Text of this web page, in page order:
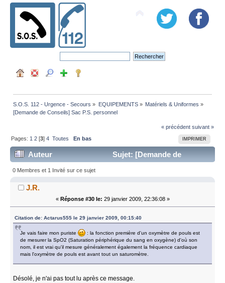
S.O.S. 112 - Urgence - Secours » EQUIPEMENTS» Matériels & Uniformes »
[Demande de Conseils] Sac P.S. personnel
« précédent suivant »
IMPRIMER
Pages: 1 2 [3]4 Toutes En bas
Auteur
Sujet: [Demande de
Conseils] Sac P.S. personnel (Lu 107147 fois)
0 Membres et 1 Invité sur ce sujet
J.R.
« Réponse #30 le: 29 janvier 2009, 22:36:08 »
Citation de: Actarus555 le 29 janvier 2009, 00:15:40
Je vais faire mon puriste
: la fonction première d'un oxymètre de pouls est
de mesurer la SpO2 (Saturation périphérique du sang en oxygène) d'où son
nom, il est vrai qu'il mesure généralement également la fréquence cardiaque
mais l'oxymètre de pouls est avant tout un saturomètre.
Désolé, je n'ai pas tout lu après ce message.